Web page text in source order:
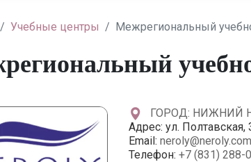
Учебные центры Межрегиональный
ГОРОД: НИЖНИЙ
Адрес: ул. Полтавская,
Email: neroly@neroly.com
Телефон: +7 (831) 288-